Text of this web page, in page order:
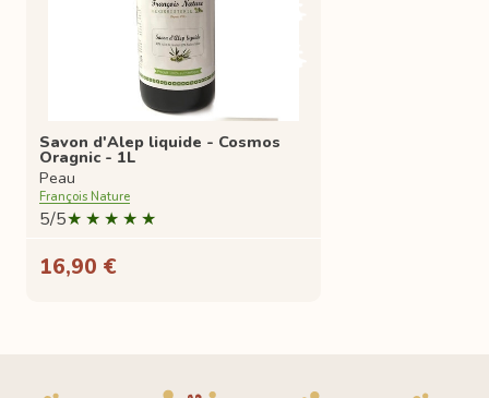
Savon d'Alep liquide - Cosmos
Oragnic - 1L
Peau
François Nature
5/5
16,90 €